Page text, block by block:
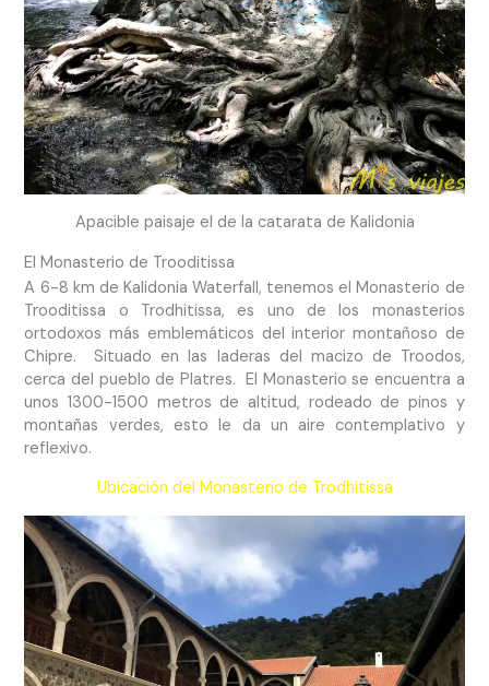
Apacible paisaje el de la catarata de Kalidonia
El Monasterio de Trooditissa
A 6-8 km de Kalidonia Waterfall, tenemos el Monasterio de
Trooditissa o Trodhitissa, es uno de los monasterios
ortodoxos más emblemáticos del interior montañoso de
Chipre. Situado en las laderas del macizo de Troodos,
cerca del pueblo de Platres. El Monasterio se encuentra a
unos 1300-1500 metros de altitud, rodeado de pinos y
montañas verdes, esto le da un aire contemplativo y
reflexivo.
Ubicación del Monasterio de Trodhitissa